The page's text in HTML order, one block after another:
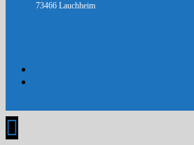
73466 Lauchheim